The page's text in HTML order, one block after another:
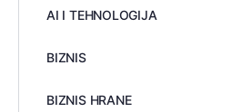
AI I TEHNOLOGIJA
BIZNIS
BIZNIS HRANE